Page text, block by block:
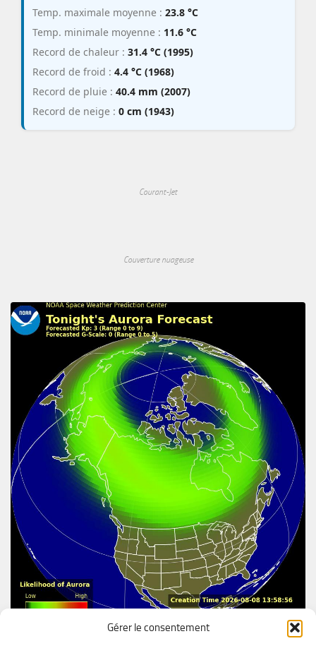
Gérer le consentement
Temp. maximale moyenne : 23.8 °C
Temp. minimale moyenne : 11.6 °C
Record de chaleur : 31.4 °C (1995)
Record de froid : 4.4 °C (1968)
Record de pluie : 40.4 mm (2007)
Record de neige : 0 cm (1943)
Courant-Jet
Couverture nuageuse